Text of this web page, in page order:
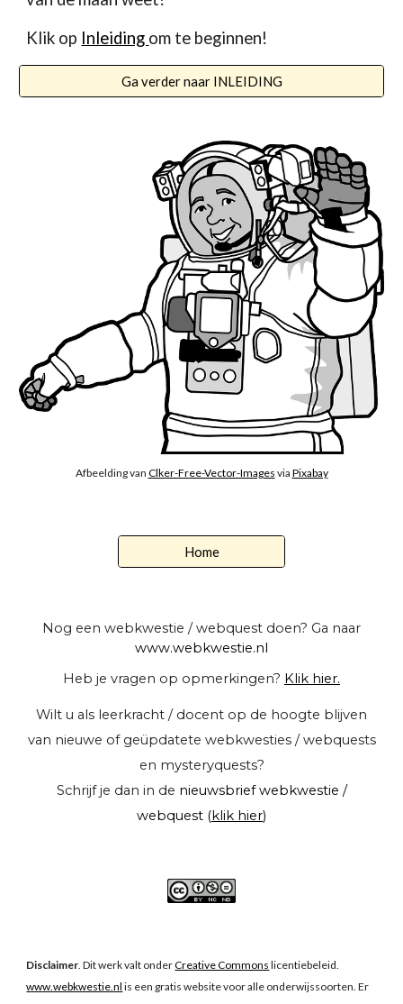
Klik op Inleiding om te beginnen!
Ga verder naar INLEIDING
Afbeelding van Clker-Free-Vector-Images via Pixabay
Home
Nog een webkwestie / webquest doen? Ga naar
www.webkwestie.nl
Heb je vragen op opmerkingen? Klik hier.
Wilt u als leerkracht / docent op de hoogte blijven
van nieuwe of geüpdatete webkwesties / webquests
en mysteryquests?
Schrijf je dan in de nieuwsbrief webkwestie /
webquest (klik hier)
Disclaimer. Dit werk valt onderCreative Commons licentiebeleid.
www.webkwestie.nl is een gratis website voor alle onderwijssoorten. Er